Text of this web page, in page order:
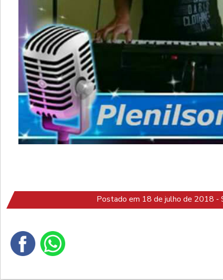
Postado em 18 de julho de 2018 -